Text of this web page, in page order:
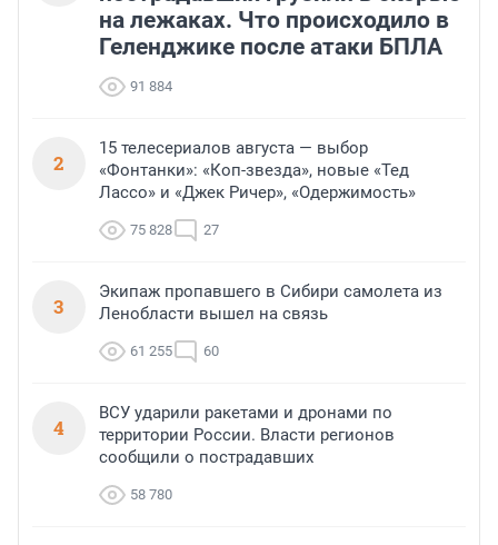
на лежаках. Что происходило в
Геленджике после атаки БПЛА
91 884
2
15 телесериалов августа — выбор
«Фонтанки»: «Коп-звезда», новые «Тед
Лассо» и «Джек Ричер», «Одержимость»
75 828 27
3
Экипаж пропавшего в Сибири самолета из
Ленобласти вышел на связь
61 255 60
4
ВСУ ударили ракетами и дронами по
территории России. Власти регионов
сообщили о пострадавших
58 780